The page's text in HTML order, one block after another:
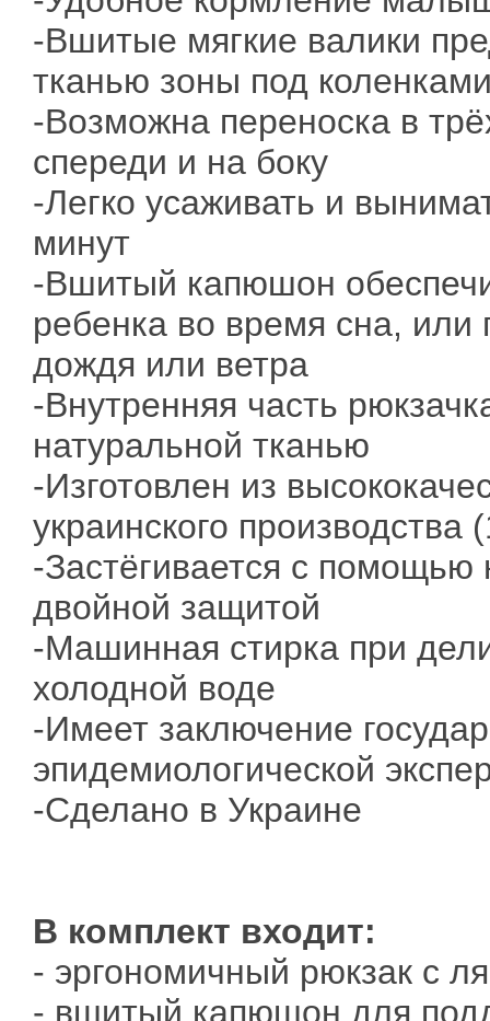
-Вшитые мягкие валики
тканью зоны под
-Возможна переноска в
спереди и на боку
-Легко усаживать и
минут
-Вшитый капюшон
ребенка во время сна, или
дождя или ветра
-Внутренняя часть
натуральной тканью
-Изготовлен из
украинского производства
-Застёгивается с помощью
двойной защитой
-Машинная стирка при
холодной воде
-Имеет заключение
эпидемиологической
-Сделано в Украине
В комплект входит:
- эргономичный рюкзак с
- вшитый капюшон для